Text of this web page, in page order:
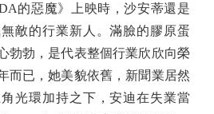
的惡魔》上映時，沙安蒂還是
敵的行業新人。滿臉的膠原蛋
勃勃，是代表整個行業欣欣向榮
而已，她美貌依舊，新聞業居然
光環加持之下，安迪在失業當